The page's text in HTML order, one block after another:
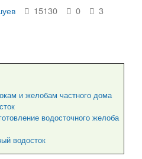
15130 0 3
и желобам частного дома
водосточного желоба
водосток